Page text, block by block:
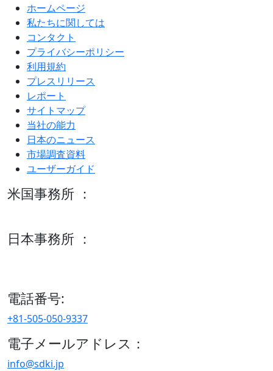
ホームページ
私たちに関しては
コンタクト
プライバシーポリシー
利用規約
プレスリリース
レポート
サイトマップ
当社の能力
日本のニュース
市場調査資料
ユーザーガイド
米国事務所 ：
日本事務所 ：
電話番号:
+81-505-050-9337
電子メールアドレス：
info@sdki.jp